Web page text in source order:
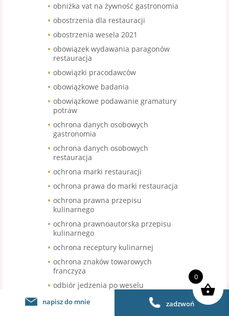
obniżka vat na żywność gastronomia
obostrzenia dla restauracji
obostrzenia wesela 2021
obowiązek wydawania paragonów
restauracja
obowiązki pracodawców
obowiązkowe badania
obowiązkowe podawanie gramatury
potraw
ochrona danych osobowych
gastronomia
ochrona danych osobowych
restauracja
ochrona marki restauracji
ochrona prawa do marki restauracja
ochrona prawna przepisu
kulinarnego
ochrona prawnoautorska przepisu
kulinarnego
ochrona receptury kulinarnej
ochrona znaków towarowych
franczyza
odbiór jedzenia po weselu
odbiór jedzenia z sali weselnej
napisz do mnie zadzwoń
0